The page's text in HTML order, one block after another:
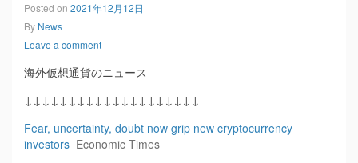
Posted on 2021年12月12日
By News
Leave a comment
海外仮想通貨のニュース
↓↓↓↓↓↓↓↓↓↓↓↓↓↓↓↓↓↓↓↓
Fear, uncertainty, doubt now grip new cryptocurrency
investors Economic Times